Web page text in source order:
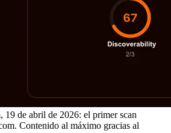
19 de abril de 2026: el primer scan
Contenido al máximo gracias al